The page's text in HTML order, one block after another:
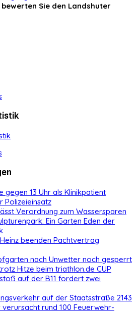
Sie den Landshuter
gegen 13 Uhr als Klinikpatient
Polizeieinsatz
Verordnung zum Wassersparen
Ein Garten Eden der
beenden Pachtvertrag
nach Unwetter noch gesperrt
Hitze beim triathlon.de CUP
auf der B11 fordert zwei
auf der Staatsstraße 2143
rund 100 Feuerwehr-